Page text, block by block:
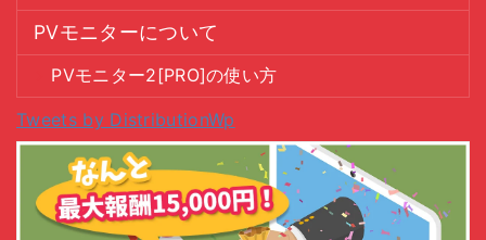
PVモニターについて
PVモニター2[PRO]の使い方
Tweets by DistributionWp